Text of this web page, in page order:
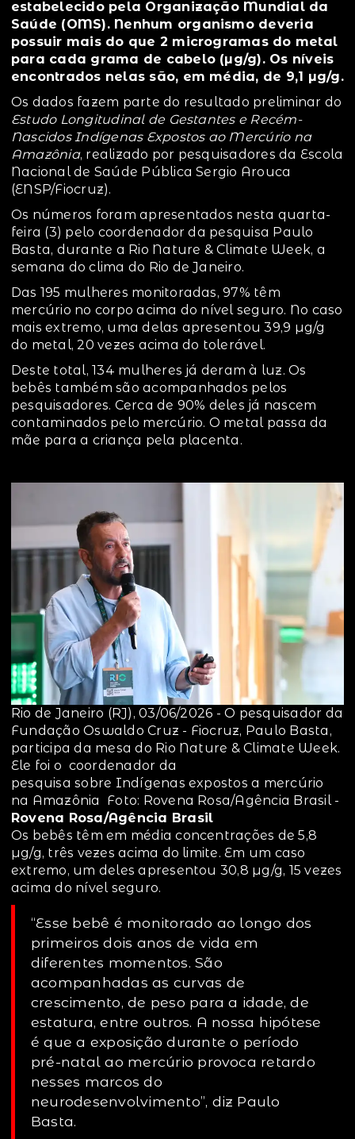
estabelecido pela Organização Mundial da
Saúde (OMS). Nenhum organismo deveria
possuir mais do que 2 microgramas do metal
para cada grama de cabelo (µg/g). Os níveis
encontrados nelas são, em média, de 9,1 µg/g.
Os dados fazem parte do resultado preliminar do
Estudo Longitudinal de Gestantes e Recém-
Nascidos Indígenas Expostos ao Mercúrio na
Amazônia, realizado por pesquisadores da Escola
Nacional de Saúde Pública Sergio Arouca
(ENSP/Fiocruz).
Os números foram apresentados nesta quarta-
feira (3) pelo coordenador da pesquisa Paulo
Basta, durante a Rio Nature & Climate Week, a
semana do clima do Rio de Janeiro.
Das 195 mulheres monitoradas, 97% têm
mercúrio no corpo acima do nível seguro. No caso
mais extremo, uma delas apresentou 39,9 µg/g
do metal, 20 vezes acima do tolerável.
Deste total, 134 mulheres já deram à luz. Os
bebês também são acompanhados pelos
pesquisadores. Cerca de 90% deles já nascem
contaminados pelo mercúrio. O metal passa da
mãe para a criança pela placenta.
Rio de Janeiro (RJ), 03/06/2026 - O pesquisador da
Fundação Oswaldo Cruz - Fiocruz, Paulo Basta,
participa da mesa do Rio Nature & Climate Week.
Ele foi o coordenador da
pesquisa sobre Indígenas expostos a mercúrio
na Amazônia Foto: Rovena Rosa/Agência Brasil -
Rovena Rosa/Agência Brasil
Os bebês têm em média concentrações de 5,8
µg/g, três vezes acima do limite. Em um caso
extremo, um deles apresentou 30,8 µg/g, 15 vezes
acima do nível seguro.
“Esse bebê é monitorado ao longo dos
primeiros dois anos de vida em
diferentes momentos. São
acompanhadas as curvas de
crescimento, de peso para a idade, de
estatura, entre outros. A nossa hipótese
é que a exposição durante o período
pré-natal ao mercúrio provoca retardo
nesses marcos do
neurodesenvolvimento”, diz Paulo
Basta.